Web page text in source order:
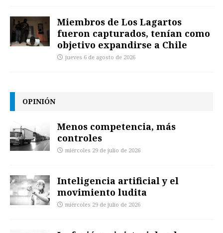
Miembros de Los Lagartos
fueron capturados, tenían como
objetivo expandirse a Chile
jueves 6 de agosto de 2026
OPINIÓN
Menos competencia, más
controles
miércoles 29 de julio de 2026
Inteligencia artificial y el
movimiento ludita
miércoles 29 de julio de 2026